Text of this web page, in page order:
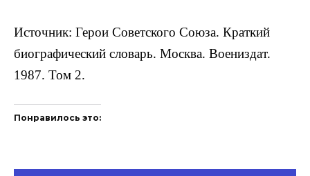
Источник: Герои Советского Союза. Краткий
биографический словарь. Москва. Воениздат.
1987. Том 2.
Понравилось это: